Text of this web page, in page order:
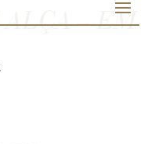
ALÇA – EM